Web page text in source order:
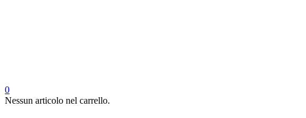
0
Nessun articolo nel carrello.